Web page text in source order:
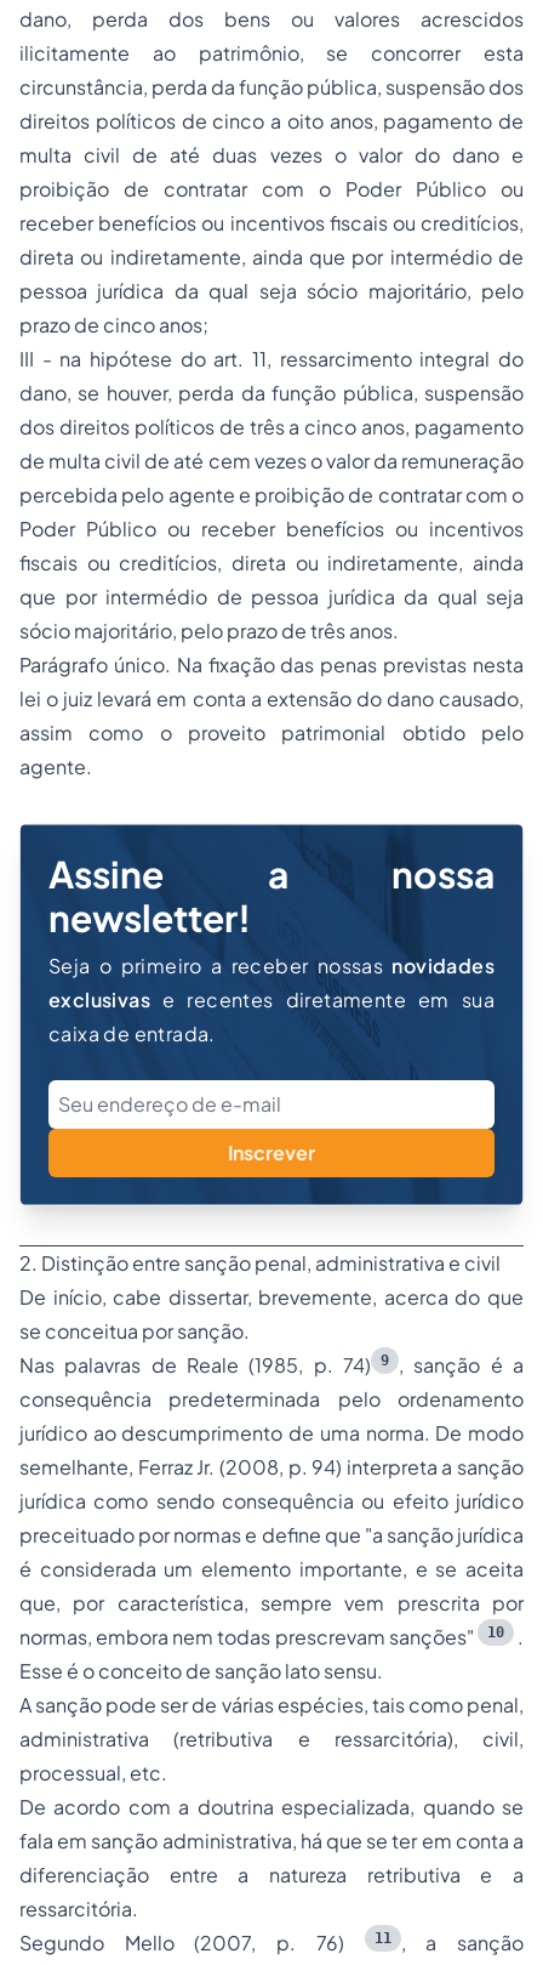
dano, perda dos bens ou valores acrescidos
ilicitamente ao patrimônio, se concorrer esta
circunstância, perda da função pública, suspensão dos
direitos políticos de cinco a oito anos, pagamento de
multa civil de até duas vezes o valor do dano e
proibição de contratar com o Poder Público ou
receber benefícios ou incentivos fiscais ou creditícios,
direta ou indiretamente, ainda que por intermédio de
pessoa jurídica da qual seja sócio majoritário, pelo
prazo de cinco anos;
III - na hipótese do art. 11, ressarcimento integral do
dano, se houver, perda da função pública, suspensão
dos direitos políticos de três a cinco anos, pagamento
de multa civil de até cem vezes o valor da remuneração
percebida pelo agente e proibição de contratar com o
Poder Público ou receber benefícios ou incentivos
fiscais ou creditícios, direta ou indiretamente, ainda
que por intermédio de pessoa jurídica da qual seja
sócio majoritário, pelo prazo de três anos.
Parágrafo único. Na fixação das penas previstas nesta
lei o juiz levará em conta a extensão do dano causado,
assim como o proveito patrimonial obtido pelo
agente.
Assine a nossa
newsletter!
Seja o primeiro a receber nossas novidades
exclusivas e recentes diretamente em sua
caixa de entrada.
Inscrever
2. Distinção entre sanção penal, administrativa e civil
De início, cabe dissertar, brevemente, acerca do que
se conceitua por sanção.
Nas palavras de Reale (1985, p. 74)
9
, sanção é a
consequência predeterminada pelo ordenamento
jurídico ao descumprimento de uma norma. De modo
semelhante, Ferraz Jr. (2008, p. 94) interpreta a sanção
jurídica como sendo consequência ou efeito jurídico
preceituado por normas e define que "a sanção jurídica
é considerada um elemento importante, e se aceita
que, por característica, sempre vem prescrita por
normas, embora nem todas prescrevam sanções"
10
.
Esse é o conceito de sançãolato sensu.
A sanção pode ser de várias espécies, tais como penal,
administrativa (retributiva e ressarcitória), civil,
processual, etc.
De acordo com a doutrina especializada, quando se
fala em sanção administrativa, há que se ter em conta a
diferenciação entre a natureza retributiva e a
ressarcitória.
Segundo Mello (2007, p. 76)
11 , a sanção